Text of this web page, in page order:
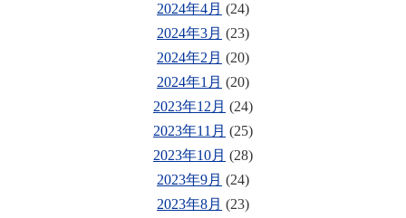
2024年4月 (24)
2024年3月 (23)
2024年2月 (20)
2024年1月 (20)
2023年12月 (24)
2023年11月 (25)
2023年10月 (28)
2023年9月 (24)
2023年8月 (23)